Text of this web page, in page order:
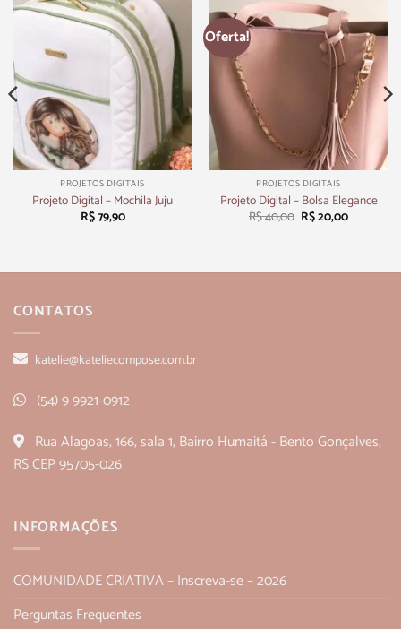
PROJETOS DIGITAIS
Projeto Digital – Mochila Juju
R$79,90
Oferta!
PROJETOS DIGITAIS
Projeto Digital – Bolsa Elegance
R$40,00 R$20,00
CONTATOS
katelie@kateliecompose.com.br
(54) 9 9921-0912
Rua Alagoas, 166, sala 1, Bairro Humaitá - Bento Gonçalves,
RS CEP 95705-026
INFORMAÇÕES
COMUNIDADE CRIATIVA – Inscreva-se – 2026
Perguntas Frequentes